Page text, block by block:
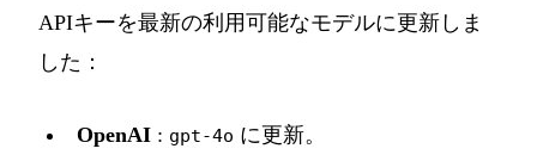
APIキーを最新の利用可能なモデルに更新しま
した：
OpenAI : gpt-4o に更新。